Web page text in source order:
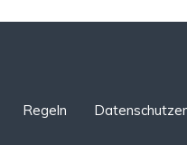
Regeln